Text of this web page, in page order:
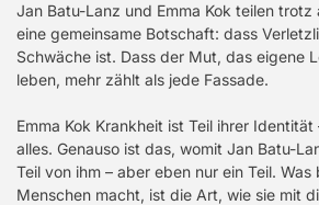
Jan Batu-Lanz und Emma Kok teilen trotz
eine gemeinsame Botschaft: dass
Schwäche ist. Dass der Mut, das eigene
leben, mehr zählt als jede Fassade.
Emma Kok Krankheit ist Teil ihrer
alles. Genauso ist das, womit Jan Batu-
Teil von ihm – aber eben nur ein Teil.
Menschen macht, ist die Art, wie sie mit